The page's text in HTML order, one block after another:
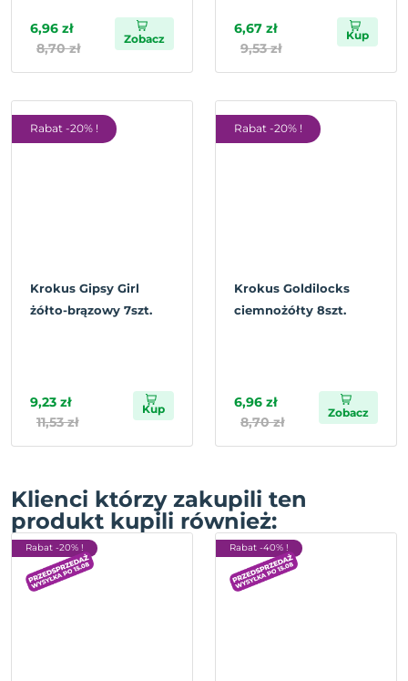
6,96 zł
8,70 zł
Zobacz
6,67 zł
9,53 zł
Kup
Rabat -20% !
Krokus Gipsy Girl
żółto-brązowy 7szt.
9,23 zł
11,53 zł
Kup
Rabat -20% !
Krokus Goldilocks
ciemnożółty 8szt.
6,96 zł
8,70 zł
Zobacz
Klienci którzy zakupili ten
produkt kupili również:
Rabat -20% ! Rabat -40% !